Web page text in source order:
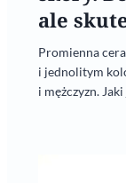
ale
Promienna
i jednolitym
i mężczyzn.